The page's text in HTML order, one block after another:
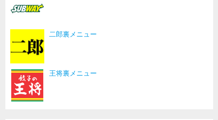
二郎裏メニュー
王将裏メニュー